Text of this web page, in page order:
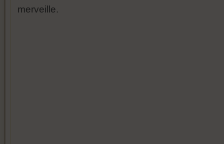
merveille.